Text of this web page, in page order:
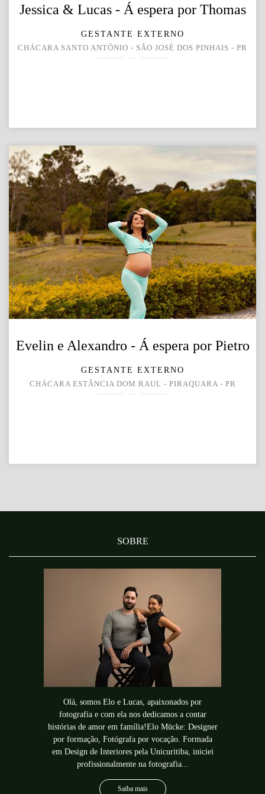
Jessica & Lucas - Á espera por Thomas
GESTANTE EXTERNO
CHÁCARA SANTO ANTÔNIO - SÃO JOSÉ DOS PINHAIS - PR
Evelin e Alexandro - Á espera por Pietro
GESTANTE EXTERNO
CHÁCARA ESTÂNCIA DOM RAUL - PIRAQUARA - PR
SOBRE
Olá, somos Elo e Lucas, apaixonados por
fotografia e com ela nos dedicamos a contar
histórias de amor em família!Elo Mücke: Designer
por formação, Fotógrafa por vocação. Formada
em Design de Interiores pela Unicuritiba, iniciei
profissionalmente na fotografia...
Saiba mais